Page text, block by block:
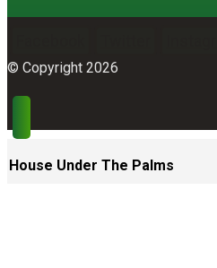
© Copyright 2026
House Under The Palms